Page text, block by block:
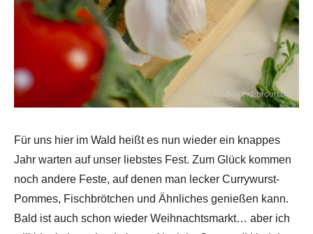
Für uns hier im Wald heißt es nun wieder ein knappes
Jahr warten auf unser liebstes Fest. Zum Glück kommen
noch andere Feste, auf denen man lecker Currywurst-
Pommes, Fischbrötchen und Ähnliches genießen kann.
Bald ist auch schon wieder Weihnachtsmarkt… aber ich